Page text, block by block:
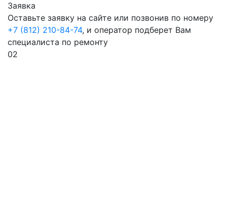
Заявка
Оставьте заявку на сайте или позвонив по номеру
+7 (812) 210-84-74, и оператор подберет Вам
специалиста по ремонту
02